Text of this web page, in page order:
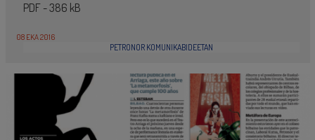
PDF - 386 kB
08 EKA 2016
PETRONOR KOMUNIKABIDEETAN